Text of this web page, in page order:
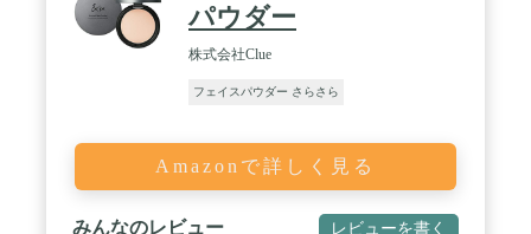
パウダー
株式会社Clue
フェイスパウダー さらさら
Amazonで詳しく見る
みんなのレビュー レビューを書く